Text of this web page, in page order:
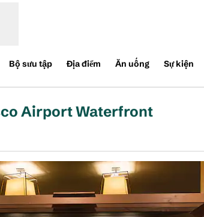
Bộ sưu tập Địa điểm Ăn uống Sự kiện
Airport Waterfront